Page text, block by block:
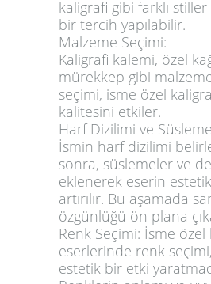
kaligrafi gibi farklı stiller
bir tercih yapılabilir.
Malzeme Seçimi:
Kaligrafi kalemi, özel
mürekkep gibi
seçimi, isme özel
kalitesini etkiler.
Harf Dizilimi ve
İsmin harf dizilimi
sonra, süslemeler ve
eklenerek eserin
artırılır. Bu aşamada
özgünlüğü ön plana
Renk Seçimi: İsme özel
eserlerinde renk
estetik bir etki